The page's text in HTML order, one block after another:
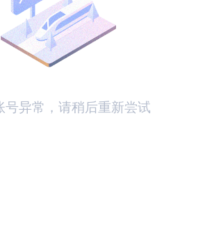
号异常，请稍后重新尝试